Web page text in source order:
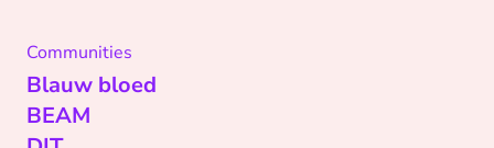
Communities
Blauw bloed
BEAM